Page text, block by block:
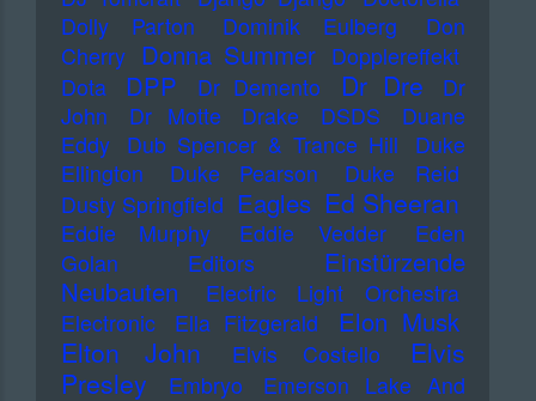
Dolly Parton
Dominik Eulberg
Don
Cherry Donna Summer Dopplereffekt
Dota
DPP Dr Demento Dr Dre
Dr
John
Dr Motte Drake DSDS
Duane
Eddy
Dub Spencer & Trance Hill
Duke
Ellington
Duke Pearson
Duke Reid
Dusty Springfield Eagles Ed Sheeran
Eddie Murphy Eddie Vedder
Eden
Golan
Editors
Einstürzende
Neubauten
Electric Light Orchestra
Electronic
Ella Fitzgerald Elon Musk
Elton John Elvis Costello
Elvis
Presley
Embryo
Emerson Lake And